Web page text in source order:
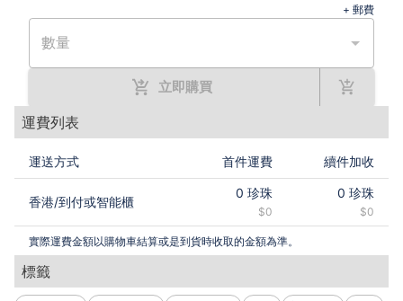
+ 郵費
數量
立即購買
運費列表
運送方式 首件運費 續件加收
香港/到付或智能櫃
0 珍珠
$0
0 珍珠
$0
實際運費金額以購物車結算或是到貨時收取的金額為準。
標籤